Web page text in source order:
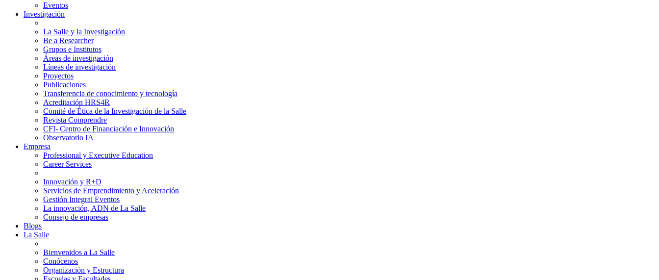
Eventos
Investigación
La Salle y la Investigación
Be a Researcher
Grupos e Institutos
Áreas de investigación
Líneas de investigación
Proyectos
Publicaciones
Transferencia de conocimiento y tecnología
Acreditación HRS4R
Comité de Ética de la Investigación de la Salle
Revista Comprendre
CFI- Centro de Financiación e Innovación
Observatorio IA
Empresa
Professional y Executive Education
Career Services
Innovación y R+D
Servicios de Emprendimiento y Aceleración
Gestión Integral Eventos
La innovación, ADN de La Salle
Consejo de empresas
Blogs
La Salle
Bienvenidos a La Salle
Conócenos
Organización y Estructura